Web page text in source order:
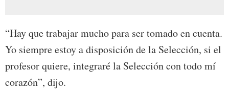
“Hay que trabajar mucho para ser tomado en cuenta.
Yo siempre estoy a disposición de la Selección, si el
profesor quiere, integraré la Selección con todo mí
corazón”, dijo.